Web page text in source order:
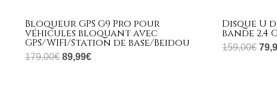
Bloqueur GPS G9 Pro pour
véhicules bloquant avec
GPS/WIFI/Station de base/Beidou
179,00€ 89,99€
Disque U
bande 2,4
159,00€